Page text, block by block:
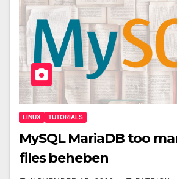
LINUX TUTORIALS
MySQL MariaDB too
files beheben